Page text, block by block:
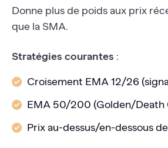
Donne plus de poids aux prix
que la SMA.
Stratégies courantes :
Croisement EMA 12/26
EMA 50/200 (Golden/Death
Prix au-dessus/en-dessous